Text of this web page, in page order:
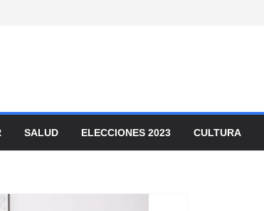
SALUD ELECCIONES 2023 CULTURA